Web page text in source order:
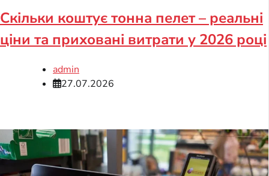
Скільки коштує тонна пелет – реальні
ціни та приховані витрати у 2026 році
admin
27.07.2026